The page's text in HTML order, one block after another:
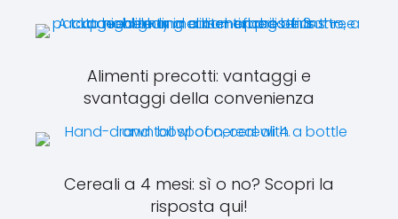
Alimenti precotti: vantaggi e
svantaggi della convenienza
Cereali a 4 mesi: sì o no? Scopri la
risposta qui!